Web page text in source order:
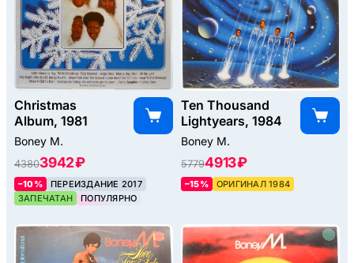
Christmas
Album, 1981
Boney M.
43803942 ₽
–10%
ПЕРЕИЗДАНИЕ 2017
ЗАПЕЧАТАН
ПОПУЛЯРНО
Ten Thousand
Lightyears, 1984
Boney M.
57794913 ₽
–15% ОРИГИНАЛ 1984